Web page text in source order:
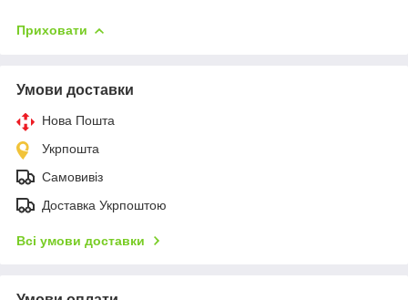
Приховати
Умови доставки
Нова Пошта
Укрпошта
Самовивіз
Доставка Укрпоштою
Всі умови доставки